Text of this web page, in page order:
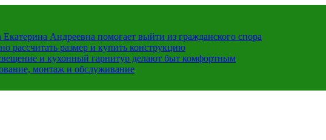
Екатерина Андреевна помогает выйти из гражданского спора
рассчитать размер и купить конструкцию
и кухонный гарнитур делают быт комфортным
монтаж и обслуживание